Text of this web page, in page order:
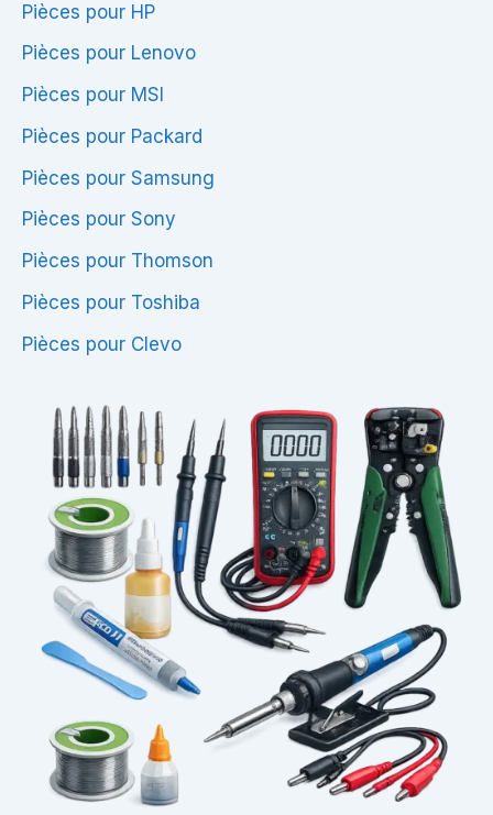
Pièces pour HP
Pièces pour Lenovo
Pièces pour MSI
Pièces pour Packard
Pièces pour Samsung
Pièces pour Sony
Pièces pour Thomson
Pièces pour Toshiba
Pièces pour Clevo